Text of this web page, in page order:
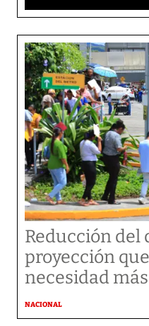
Reducción del
proyección
necesidad
NACIONAL